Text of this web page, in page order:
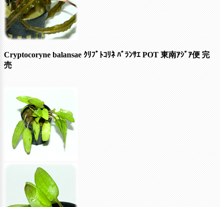
Cryptocoryne balansae ｸﾘﾌﾟﾄｺﾘﾈ ﾊﾞﾗﾝｻｴ POT 東南ｱｼﾞｱ便 完
売